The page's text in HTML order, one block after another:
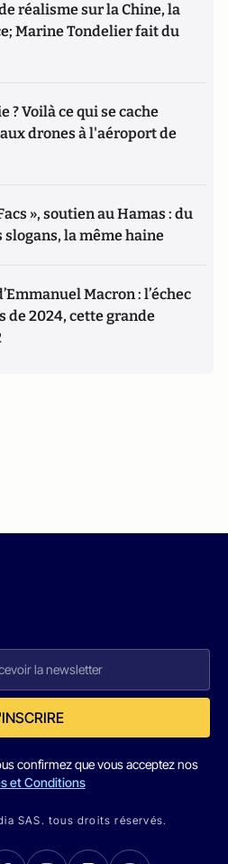
réalisme sur la Chine, la
Marine Tondelier fait du
? Voilà ce qui se cache
drones à l'aéroport de
», soutien au Hamas : du
slogans, la même haine
Macron : l’échec
de 2024, cette grande
confirmez que vous acceptez nos
et Conditions
SAS. tous droits réservés.